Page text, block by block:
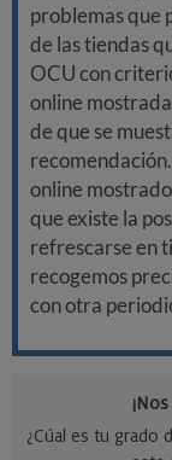
problemas que
de las tiendas
OCU con
online
de que se
online
que existe la
refrescarse en
recogemos
con otra